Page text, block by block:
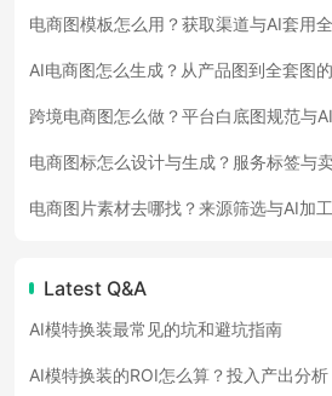
电商图模板怎么用？获取渠道与AI套用
AI电商图怎么生成？从产品图到全套图
跨境电商图怎么做？平台白底图规范与
电商图标怎么设计与生成？服务标签与
电商图片素材去哪找？来源筛选与AI加
Latest Q&A
AI模特换装最常见的坑和避坑指南
AI模特换装的ROI怎么算？投入产出分析